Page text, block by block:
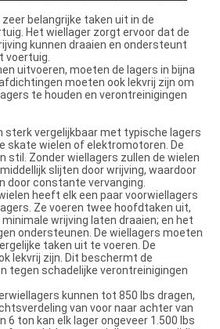
belangrijke taken uit in de
Het wiellager zorgt ervoor dat de
kunnen draaien en ondersteunt
voertuig.
uitvoeren, moeten de lagers in bijna
moeten ook lekvrij zijn om
te houden en verontreinigingen
sterk vergelijkbaar met typische lagers
skate wielen of elektromotoren. De
stil. Zonder wiellagers zullen de wielen
slijten door wrijving, waardoor
door constante vervanging.
heeft elk een paar voorwiellagers
Ze voeren twee hoofdtaken uit,
wrijving laten draaien; en het
ondersteunen. De wiellagers moeten
taken uit te voeren. De
lekvrij zijn. Dit beschermt de
tegen schadelijke verontreinigingen
kunnen tot 850 lbs dragen,
van voor naar achter van
6 ton kan elk lager ongeveer 1.500 lbs